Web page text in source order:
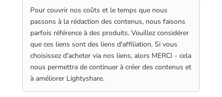
Pour couvrir nos coûts et le temps que nous
passons à la rédaction des contenus, nous faisons
parfois référence à des produits. Veuillez considérer
que ces liens sont des liens d'affiliation. Si vous
choisissez d'acheter via nos liens, alors MERCI - cela
nous permettra de continuer à créer des contenus et
à améliorer Lightyshare.